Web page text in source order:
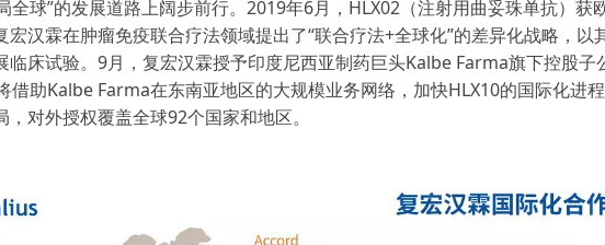
全球”的发展道路上阔步前行。2019年6月，HLX02（注射用曲妥珠单抗）
汉霖在肿瘤免疫联合疗法领域提出了“联合疗法+全球化”的差异化战略，
床试验。9月，复宏汉霖授予印度尼西亚制药巨头Kalbe Farma旗下控股子
助Kalbe Farma在东南亚地区的大规模业务网络，加快HLX10的国际化进
对外授权覆盖全球92个国家和地区。